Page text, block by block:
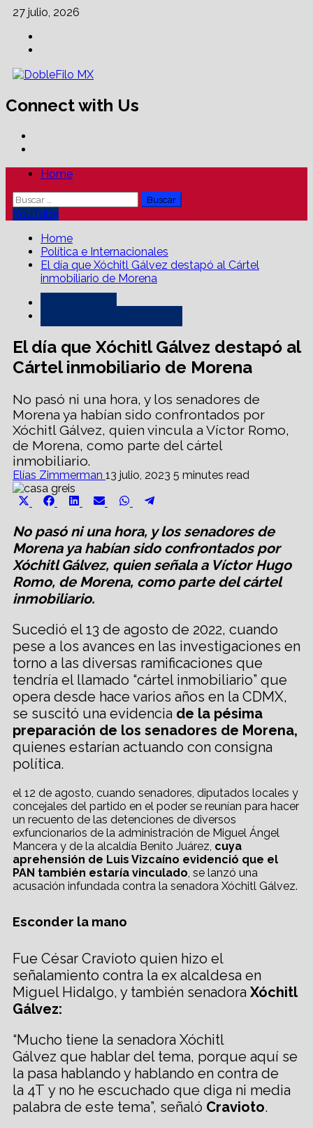
Skip
content
27 julio, 2026
Connect with Us
PrimaryHome
Buscar:
YouTube
Home
Política e Internacionales
El día que Xóchitl Gálvez destapó al Cártel
inmobiliario de Morena
El día que Xóchitl Gálvez destapó al
Cártel inmobiliario de Morena
No pasó ni una hora, y los senadores de
Morena ya habían sido confrontados por
Xóchitl Gálvez, quien vincula a Víctor Romo,
de Morena, como parte del cártel
inmobiliario.
Elías Zimmerman 13 julio, 2023 5 minutes read
Share
Share
Facebook
Share
LinkedIn
Share
Email
Share
WhatsApp
No pasó ni una hora, y los senadores de
Morena ya habían sido confrontados por
Xóchitl Gálvez, quien señala a Víctor Hugo
Romo, de Morena, como parte del cártel
inmobiliario.
Sucedió el 13 de agosto de 2022, cuando
pese a los avances en las investigaciones en
torno a las diversas ramificaciones que
tendría el llamado “cártel inmobiliario” que
opera desde hace varios años en la CDMX,
se suscitó una evidencia de la pésima
preparación de los senadores de Morena,
quienes estarían actuando con consigna
política.
el 12 de agosto, cuando senadores, diputados locales y
concejales del partido en el poder se reunían para hacer
un recuento de las detenciones de diversos
exfuncionarios de la administración de Miguel Ángel
Mancera y de la alcaldía Benito Juárez, cuya
aprehensión de Luis Vizcaíno evidenció que el
PAN también estaría vinculado , se lanzó una
acusación infundada contra la senadora Xóchitl Gálvez.
Esconder la mano
Fue César Cravioto quien hizo el
señalamiento contra la ex alcaldesa en
Miguel Hidalgo, y también senadora Xóchitl
Gálvez:
“Mucho tiene la senadora Xóchitl
Gálvez que hablar del tema, porque aquí se
la pasa hablando y hablando en contra de
la 4T y no he escuchado que diga ni media
palabra de este tema”, señaló Cravioto.